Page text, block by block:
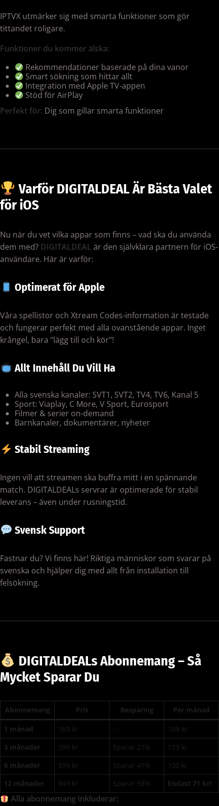
IPTVX utmärker sig med smarta funktioner som gör
tittandet roligare.
Funktioner du kommer älska:
Rekommendationer baserade på dina vanor
Smart sökning som hittar allt
Integration med Apple TV-appen
Stöd för AirPlay
Perfekt för: Dig som gillar smarta funktioner
Varför DIGITALDEAL Är Bästa Valet
för iOS
Nu när du vet vilka appar som finns – vad ska du använda
dem med? DIGITALDEAL är den självklara partnern för iOS-
användare. Här är varför:
Optimerat för Apple
Våra spellistor och Xtream Codes-information är testade
och fungerar perfekt med alla ovanstående appar. Inget
krångel, bara “lägg till och kör”!
Allt Innehåll Du Vill Ha
Alla svenska kanaler: SVT1, SVT2, TV4, TV6, Kanal 5
Sport: Viaplay, C More, V Sport, Eurosport
Filmer & serier on-demand
Barnkanaler, dokumentärer, nyheter
Stabil Streaming
Ingen vill att streamen ska buffra mitt i en spännande
match. DIGITALDEALs servrar är optimerade för stabil
leverans – även under rusningstid.
Svensk Support
Fastnar du? Vi finns här! Riktiga människor som svarar på
svenska och hjälper dig med allt från installation till
felsökning.
DIGITALDEALs Abonnemang – Så
Mycket Sparar Du
Abonnemang Pris Besparing Per månad
1 månad 169 kr –
169 kr
3 månader
399 kr Sparar 21%
133 kr
6 månader
599 kr Sparar 41%
100 kr
12 månader
849 kr Sparar 58% Endast 71 kr!
Alla abonnemang inkluderar: